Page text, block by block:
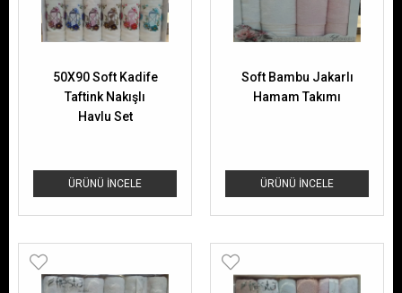
ÜRÜNÜ İNCELE
50X90 Soft Kadife
Taftink Nakışlı
Havlu Set
ÜRÜNÜ İNCELE
Soft Bambu Jakarlı
Hamam Takımı